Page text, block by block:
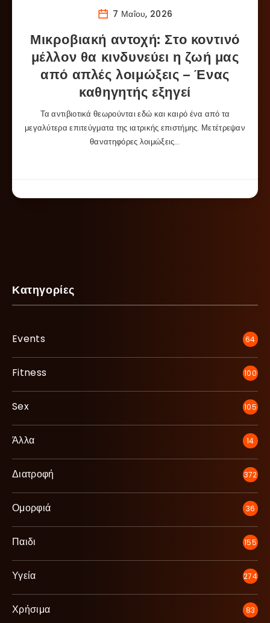
7 Μαΐου, 2026
Μικροβιακή αντοχή: Στο κοντινό
μέλλον θα κινδυνεύει η ζωή μας
από απλές λοιμώξεις – Ένας
καθηγητής εξηγεί
Τα αντιβιοτικά θεωρούνται εδώ και καιρό ένα από τα
μεγαλύτερα επιτεύγματα της ιατρικής επιστήμης. Μετέτρεψαν
θανατηφόρες λοιμώξεις…
Κατηγορίες
Events 64
Fitness 100
Sex 105
Άλλα 14
Διατροφή 372
Ομορφιά 36
Παιδι 155
Υγεία 274
Χρήσιμα 83